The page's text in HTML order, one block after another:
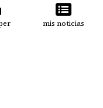
mis noticias